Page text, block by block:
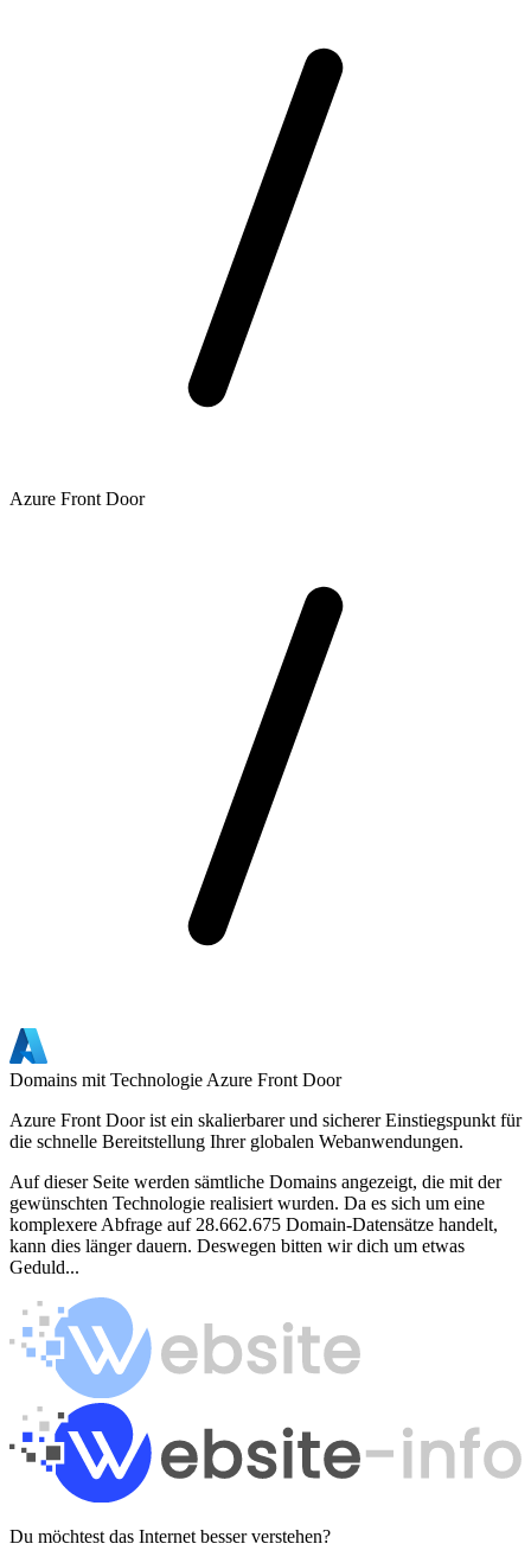
Azure Front Door
Domains mit Technologie Azure Front Door
Azure Front Door ist ein skalierbarer und sicherer Einstiegspunkt für
die schnelle Bereitstellung Ihrer globalen Webanwendungen.
Auf dieser Seite werden sämtliche Domains angezeigt, die mit der
gewünschten Technologie realisiert wurden. Da es sich um eine
komplexere Abfrage auf 28.662.675 Domain-Datensätze handelt,
kann dies länger dauern. Deswegen bitten wir dich um etwas
Geduld...
Du möchtest das Internet besser verstehen?